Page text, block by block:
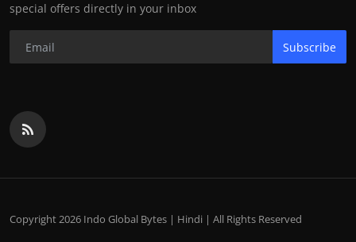
special offers directly in your inbox
Subscribe
Copyright 2026 Indo Global Bytes | Hindi | All Rights Reserved